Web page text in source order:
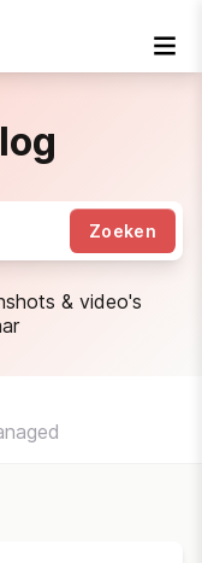
Zoeken
& video's